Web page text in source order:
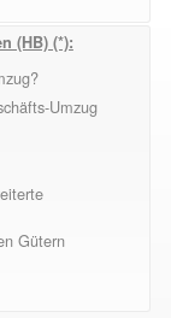
(HB) (*):
Umzug
Gütern